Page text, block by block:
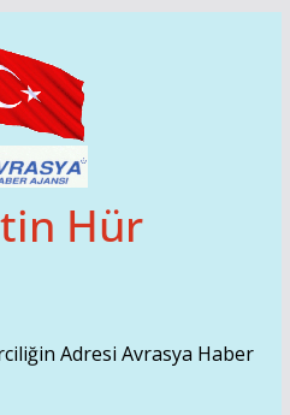
Hür
Adresi Avrasya Haber